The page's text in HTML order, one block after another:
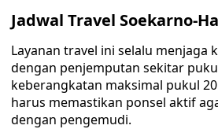
Jadwal Travel Soekarno-
Layanan travel ini selalu menjaga
dengan penjemputan sekitar
keberangkatan maksimal pukul
harus memastikan ponsel aktif
dengan pengemudi.